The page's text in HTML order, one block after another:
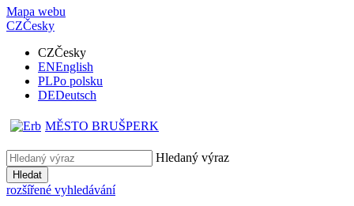
Mapa webu
CZČesky
CZČesky
ENEnglish
PLPo polsku
DEDeutsch
MĚSTO BRUŠPERK
Hledaný výraz
Hledat
rozšířené vyhledávání